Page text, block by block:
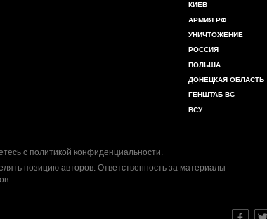
КИЕВ
АРМИЯ РФ
УНИЧТОЖЕНИЕ
РОССИЯ
ПОЛЬША
ДОНЕЦКАЯ ОБЛАСТЬ
ГЕНШТАБ ВС
ВСУ
с политикой конфиденциальности.
позицию авторов. Ответственность за материалы